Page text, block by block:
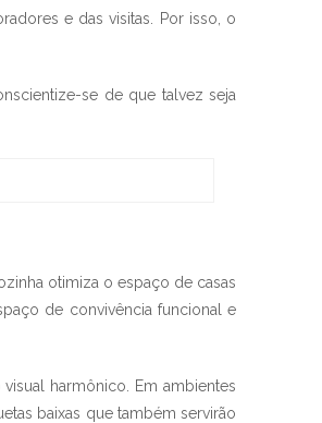
e das visitas. Por isso, o
se de que talvez seja
otimiza o espaço de casas
de convivência funcional e
harmônico. Em ambientes
baixas que também servirão